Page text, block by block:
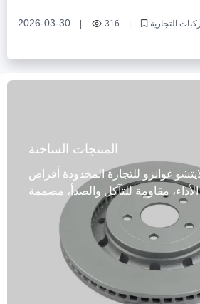
冠晫贸易有限公司
2026-03-30 | 316 |
التجارية
شهادة R90 E - mark
تقنية معالجة منع الصدأ
المنتجات الساخنة
غوانزو للتجارة المحدودة أقراص
مقاومة للتآكل والصدأ، مصممة
الركاب والمركبات التجارية، وتغطي
وتلبي الاحتياجات المتنوعة
هذا المنتج من مواد عالية الجودة،
مثل الحديد الرمادي عالي الجودة، وGG20، والفولاذ عالي
تقنية التصنيع المتقدمة واختبارات
لضمان أداء فرامل دقيق ومستقر.